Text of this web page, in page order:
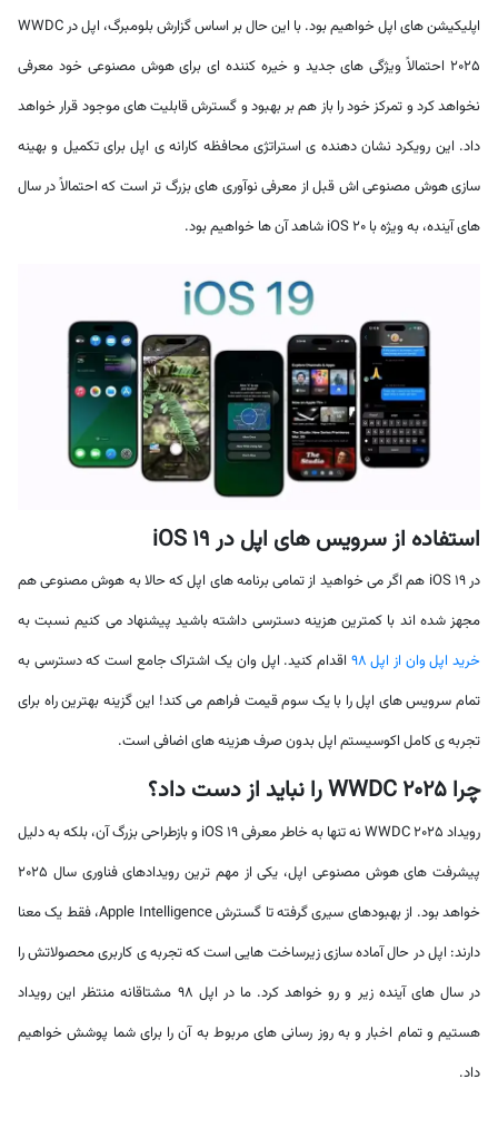
اپلیکیشن های اپل خواهیم بود. با این حال بر اساس گزارش بلومبرگ، اپل در WWDC
2025 احتمالاً ویژگی های جدید و خیره کننده ای برای هوش مصنوعی خود معرفی
نخواهد کرد و تمرکز خود را باز هم بر بهبود و گسترش قابلیت های موجود قرار خواهد
داد. این رویکرد نشان دهنده ی استراتژی محافظه کارانه ی اپل برای تکمیل و بهینه
سازی هوش مصنوعی اش قبل از معرفی نوآوری های بزرگ تر است که احتمالاً در سال
های آینده، به ویژه با iOS 20 شاهد آن ها خواهیم بود.
استفاده از سرویس های اپل در iOS 19
در iOS 19 هم اگر می خواهید از تمامی برنامه های اپل که حالا به هوش مصنوعی هم
مجهز شده اند با کمترین هزینه دسترسی داشته باشید پیشنهاد می کنیم نسبت به
خرید اپل وان از اپل 98
اقدام کنید. اپل وان یک اشتراک جامع است که دسترسی به
تمام سرویس های اپل را با یک سوم قیمت فراهم می کند! این گزینه بهترین راه برای
تجربه ی کامل اکوسیستم اپل بدون صرف هزینه های اضافی است.
چرا WWDC 2025 را نباید از دست داد؟
رویداد WWDC 2025 نه تنها به خاطر معرفی iOS 19 و بازطراحی بزرگ آن، بلکه به دلیل
پیشرفت های هوش مصنوعی اپل، یکی از مهم ترین رویدادهای فناوری سال 2025
خواهد بود. از بهبودهای سیری گرفته تا گسترش Apple Intelligence، فقط یک معنا
دارند: اپل در حال آماده سازی زیرساخت هایی است که تجربه ی کاربری محصولاتش را
در سال های آینده زیر و رو خواهد کرد. ما در اپل 98 مشتاقانه منتظر این رویداد
هستیم و تمام اخبار و به روز رسانی های مربوط به آن را برای شما پوشش خواهیم
داد.